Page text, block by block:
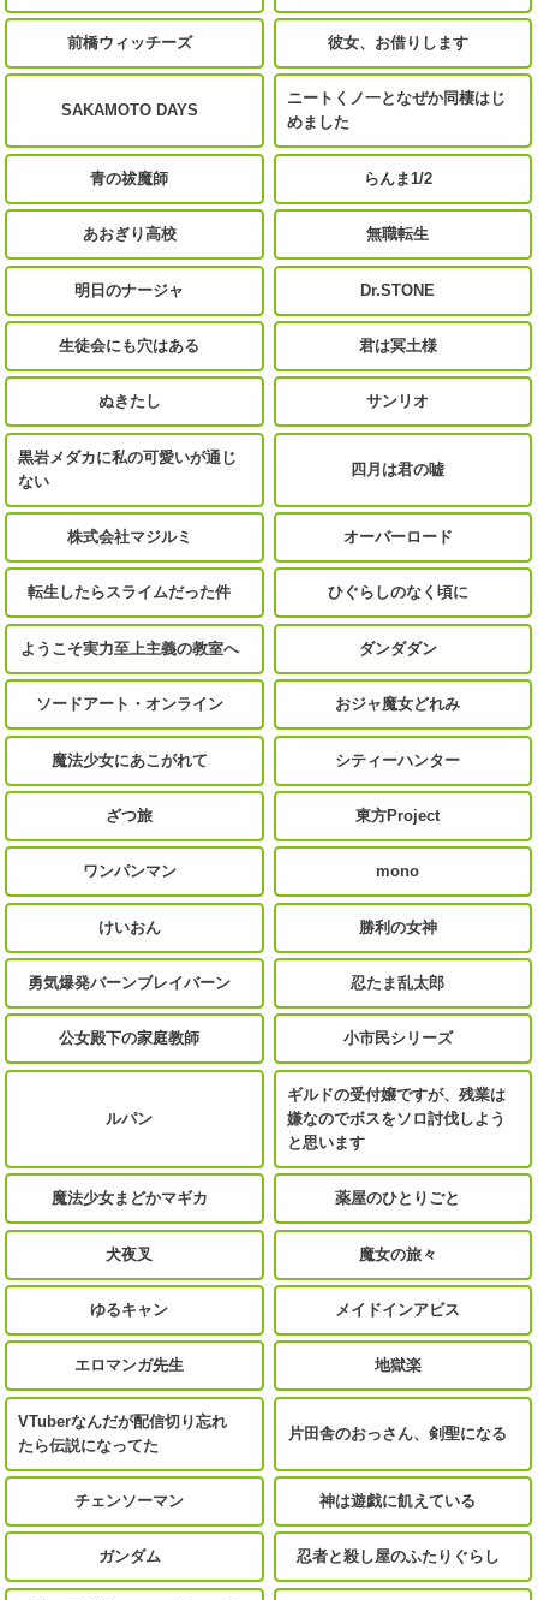
前橋ウィッチーズ 彼女、お借りします
SAKAMOTO DAYS
ニートくノ一となぜか同棲はじ
めました
青の祓魔師 らんま1/2
あおぎり高校 無職転生
明日のナージャ Dr.STONE
生徒会にも穴はある 君は冥土様
ぬきたし サンリオ
黒岩メダカに私の可愛いが通じ
ない
四月は君の嘘
株式会社マジルミ オーバーロード
転生したらスライムだった件 ひぐらしのなく頃に
ようこそ実力至上主義の教室へ ダンダダン
ソードアート・オンライン おジャ魔女どれみ
魔法少女にあこがれて シティーハンター
ざつ旅 東方Project
ワンパンマン mono
けいおん 勝利の女神
勇気爆発バーンブレイバーン 忍たま乱太郎
公女殿下の家庭教師 小市民シリーズ
ルパン
ギルドの受付嬢ですが、残業は
嫌なのでボスをソロ討伐しよう
と思います
魔法少女まどかマギカ 薬屋のひとりごと
犬夜叉 魔女の旅々
ゆるキャン メイドインアビス
エロマンガ先生 地獄楽
VTuberなんだが配信切り忘れ
たら伝説になってた
片田舎のおっさん、剣聖になる
チェンソーマン 神は遊戯に飢えている
ガンダム 忍者と殺し屋のふたりぐらし